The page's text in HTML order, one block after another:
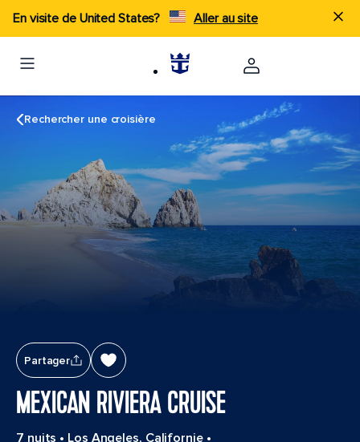
En visite de United States? Aller au site
Rechercher une croisière
Partager
MEXICAN RIVIERA CRUISE
7 nuits • Los Angeles, Californie•